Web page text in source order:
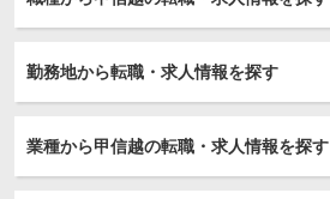
勤務地から転職・求人情報を探す
業種から甲信越の転職・求人情報を探す